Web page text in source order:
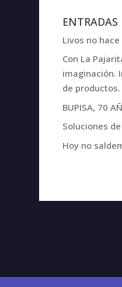
ENTRADAS
Livos no
Con La
imaginación.
de productos.
BUPISA, 70
Soluciones
Hoy no